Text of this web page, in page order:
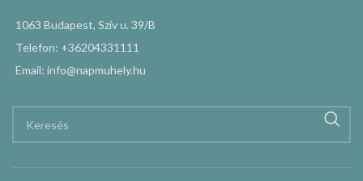
1063 Budapest, Szív u. 39/B
Telefon: +36204331111
Email: info@napmuhely.hu